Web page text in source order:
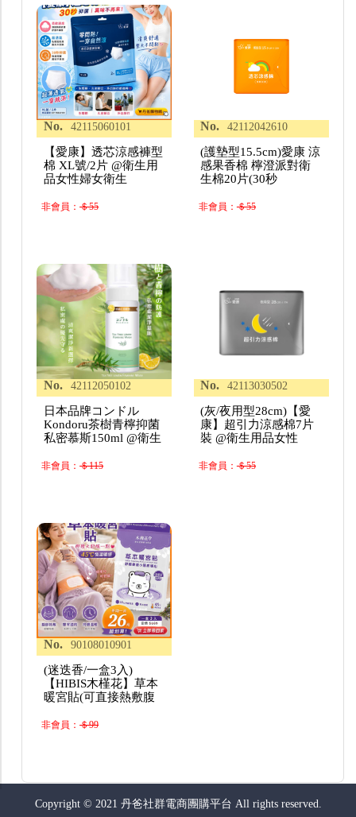
No. 42115060101
【愛康】透芯涼感褲型
棉 XL號/2片 @衛生用
品女性婦女衛生
非會員：＄55
No. 42112042610
(護墊型15.5cm)愛康 涼
感果香棉 檸澄派對衛
生棉20片(30秒
非會員：＄55
No. 42112050102
日本品牌コンドル
Kondoru茶樹青檸抑菌
私密慕斯150ml @衛生
非會員：＄115
No. 42113030502
(灰/夜用型28cm)【愛
康】超引力涼感棉7片
裝 @衛生用品女性
非會員：＄55
No. 90108010901
(迷迭香/一盒3入)
【HIBIS木槿花】草本
暖宮貼(可直接熱敷腹
非會員：＄99
Copyright © 2021 丹爸社群電商團購平台 All rights reserved.